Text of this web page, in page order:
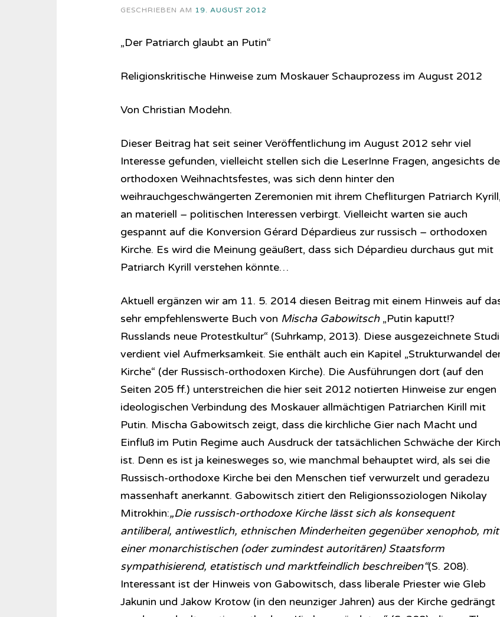
GESCHRIEBEN AM 19. AUGUST 2012
„Der Patriarch glaubt an Putin“
Religionskritische Hinweise zum Moskauer Schauprozess im August 2012
Von Christian Modehn.
Dieser Beitrag hat seit seiner Veröffentlichung im August 2012 sehr viel
Interesse gefunden, vielleicht stellen sich die LeserInne Fragen, angesichts
orthodoxen Weihnachtsfestes, was sich denn hinter den
weihrauchgeschwängerten Zeremonien mit ihrem Chefliturgen Patriarch Kyrill,
an materiell – politischen Interessen verbirgt. Vielleicht warten sie auch
gespannt auf die Konversion Gérard Dépardieus zur russisch – orthodoxen
Kirche. Es wird die Meinung geäußert, dass sich Dépardieu durchaus gut mit
Patriarch Kyrill verstehen könnte…
Aktuell ergänzen wir am 11. 5. 2014 diesen Beitrag mit einem Hinweis auf
sehr empfehlenswerte Buch von Mischa Gabowitsch„Putin kaputt!?
Russlands neue Protestkultur“ (Suhrkamp, 2013). Diese ausgezeichnete
verdient viel Aufmerksamkeit. Sie enthält auch ein Kapitel „Strukturwandel
Kirche“ (der Russisch-orthodoxen Kirche). Die Ausführungen dort (auf den
Seiten 205 ff.) unterstreichen die hier seit 2012 notierten Hinweise zur engen
ideologischen Verbindung des Moskauer allmächtigen Patriarchen Kirill mit
Putin. Mischa Gabowitsch zeigt, dass die kirchliche Gier nach Macht und
Einfluß im Putin Regime auch Ausdruck der tatsächlichen Schwäche der
ist. Denn es ist ja keinesweges so, wie manchmal behauptet wird, als sei die
Russisch-orthodoxe Kirche bei den Menschen tief verwurzelt und geradezu
massenhaft anerkannt. Gabowitsch zitiert den Religionssoziologen Nikolay
Mitrokhin:„Die russisch-orthodoxe Kirche lässt sich als konsequent
antiliberal, antiwestlich, ethnischen Minderheiten gegenüber xenophob, mit
einer monarchistischen (oder zumindest autoritären) Staatsform
sympathisierend, etatistisch und marktfeindlich beschreiben“(S. 208).
Interessant ist der Hinweis von Gabowitsch, dass liberale Priester wie Gleb
Jakunin und Jakow Krotow (in den neunziger Jahren) aus der Kirche gedrängt